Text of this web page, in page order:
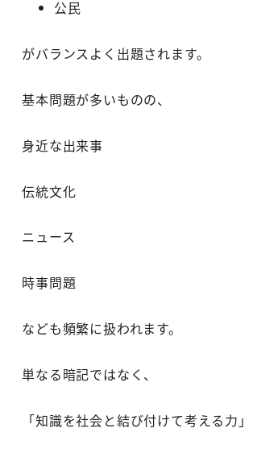
公民
がバランスよく出題されます。
基本問題が多いものの、
身近な出来事
伝統文化
ニュース
時事問題
なども頻繁に扱われます。
単なる暗記ではなく、
「知識を社会と結び付けて考える力」